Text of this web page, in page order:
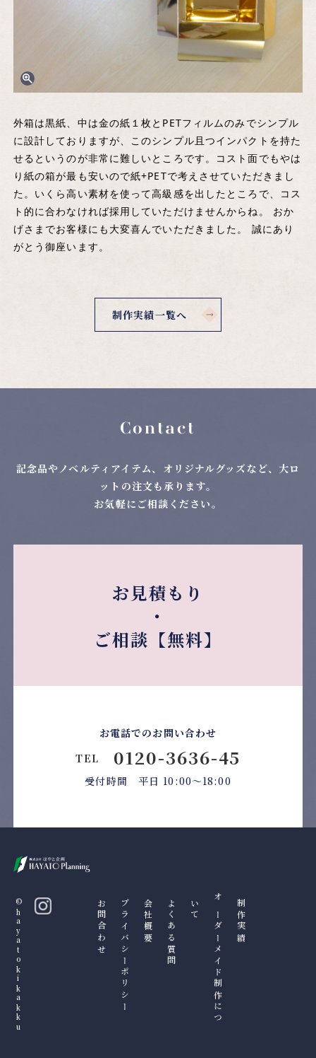
外箱は黒紙、中は金の紙１枚とPETフィルムのみでシンプル
に設計しておりますが、このシンプル且つインパクトを持た
せるというのが非常に難しいところです。コスト面でもやは
り紙の箱が最も安いので紙+PETで考えさせていただきまし
た。いくら高い素材を使って高級感を出したところで、コス
ト的に合わなければ採用していただけませんからね。 おか
げさまでお客様にも大変喜んでいただきました。 誠にあり
がとう御座います。
制作実績一覧へ
Contact
記念品やノベルティアイテム、オリジナルグッズなど、大ロ
ットの注文も承ります。
お気軽にご相談ください。
お見積もり
・
ご相談【無料】
お電話でのお問い合わせ
TEL
0120-3636-45
受付時間 平日 10:00〜18:00
©hayatokikakku 制作実績
オ
ー
ダ
ー
メ
イ
ド
制
作
に
つ
い
て
よくある質問
会社概要
プライバシーポリシー
お問合わせ